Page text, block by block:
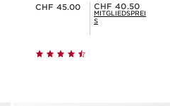
CHF 45.00 Mitgliederpreis CHF 40.50
CHF 40.50
MITGLIEDSPREI
S